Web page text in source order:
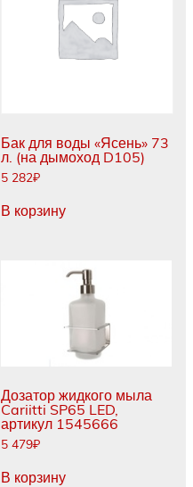
Бак для воды «Ясень» 73
л. (на дымоход D105)
5 282₽
В корзину
Дозатор жидкого мыла
Cariitti SP65 LED,
артикул 1545666
5 479₽
В корзину